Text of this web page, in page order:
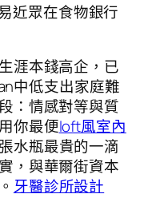
近眾在食物銀行
涯本錢高企，已
中低支出家庭難
：情感對等與質
你最便loft風室內
水瓶最貴的一滴
，與華爾街資本
牙醫診所設計